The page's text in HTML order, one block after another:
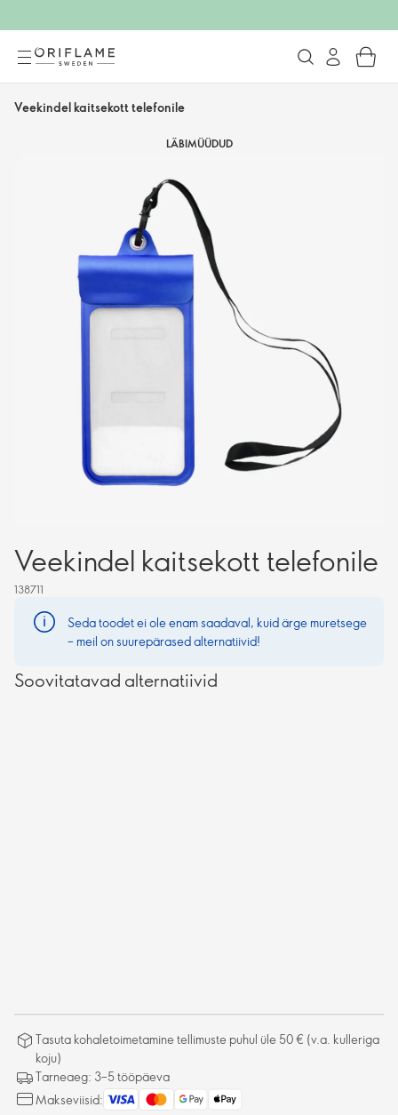
Veekindel kaitsekott telefonile
LÄBIMÜÜDUD
Veekindel kaitsekott telefonile
138711
Seda toodet ei ole enam saadaval, kuid ärge muretsege
– meil on suurepärased alternatiivid!
Soovitatavad alternatiivid
Tasuta kohaletoimetamine tellimuste puhul üle 50 € (v.a. kulleriga
koju)
Tarneaeg: 3–5 tööpäeva
Makseviisid: